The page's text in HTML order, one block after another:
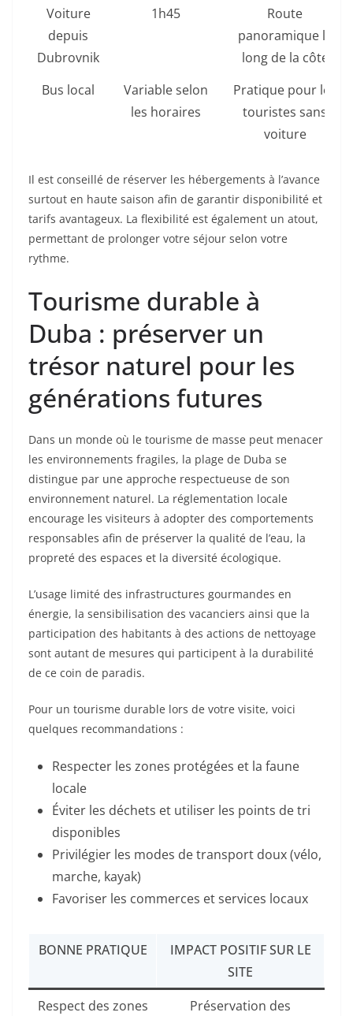
Voiture
depuis
Dubrovnik
1h45
Route
panoramique le
long de la côte
Bus local
Variable selon
les horaires
Pratique pour les
touristes sans
voiture
Il est conseillé de réserver les hébergements à l’avance
surtout en haute saison afin de garantir disponibilité et
tarifs avantageux. La flexibilité est également un atout,
permettant de prolonger votre séjour selon votre
rythme.
Tourisme durable à
Duba : préserver un
trésor naturel pour les
générations futures
Dans un monde où le tourisme de masse peut menacer
les environnements fragiles, la plage de Duba se
distingue par une approche respectueuse de son
environnement naturel. La réglementation locale
encourage les visiteurs à adopter des comportements
responsables afin de préserver la qualité de l’eau, la
propreté des espaces et la diversité écologique.
L’usage limité des infrastructures gourmandes en
énergie, la sensibilisation des vacanciers ainsi que la
participation des habitants à des actions de nettoyage
sont autant de mesures qui participent à la durabilité
de ce coin de paradis.
Pour un tourisme durable lors de votre visite, voici
quelques recommandations :
Respecter les zones protégées et la faune
locale
Éviter les déchets et utiliser les points de tri
disponibles
Privilégier les modes de transport doux (vélo,
marche, kayak)
Favoriser les commerces et services locaux
BONNE PRATIQUE
IMPACT POSITIF SUR LE
SITE
Respect des zones
Préservation des